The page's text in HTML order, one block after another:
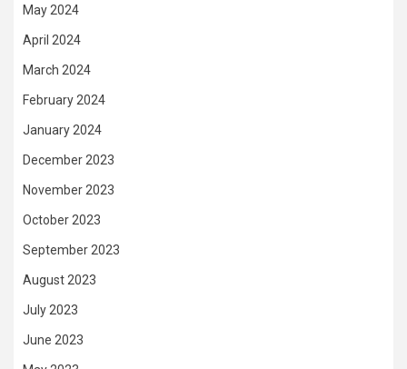
May 2024
April 2024
March 2024
February 2024
January 2024
December 2023
November 2023
October 2023
September 2023
August 2023
July 2023
June 2023